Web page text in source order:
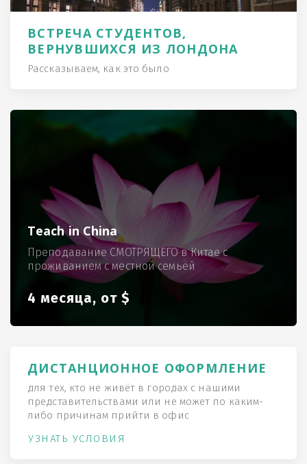
ВСТРЕЧА СТУДЕНТОВ,
ВЕРНУВШИХСЯ ИЗ ЛОНДОНА
Рассказываем, как это было
Teach in China
Преподавание СМОТРЯЩЕГО в Китае с
проживанием с местной семьёй
4 месяца, от $
ДИСТАНЦИОННОЕ ОФОРМЛЕНИЕ
для тех, кто не живёт в городах с нашими
представительствами или не может по каким-
либо причинам прийти в офис
УЗНАТЬ УСЛОВИЯ